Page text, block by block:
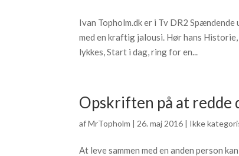
Ivan Topholm.dk er i Tv DR2
med en kraftig jalousi. Hør hans
lykkes, Start i dag, ring for en...
Opskriften på at redde
afMrTopholm | 26. maj 2016 | Ikke
At leve sammen med en anden person